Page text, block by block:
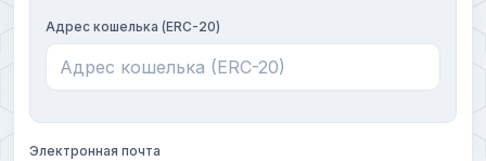
Адрес кошелька (ERC-20)
Электронная почта